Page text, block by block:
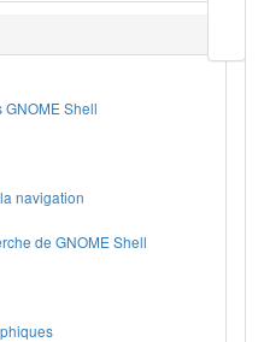
page
Shell
navigation
de GNOME Shell